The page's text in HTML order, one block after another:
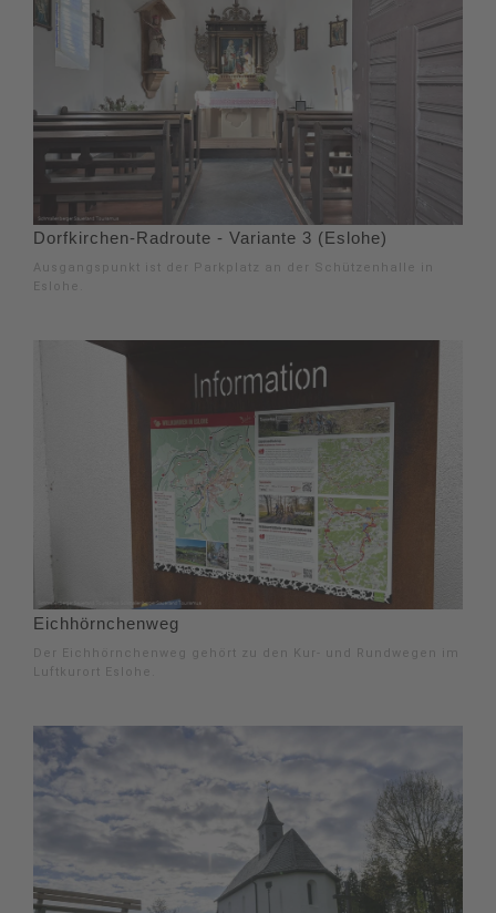
Dorfkirchen-Radroute - Variante 3 (Eslohe)
Ausgangspunkt ist der Parkplatz an der Schützenhalle in
Eslohe.
Eichhörnchenweg
Der Eichhörnchenweg gehört zu den Kur- und Rundwegen im
Luftkurort Eslohe.